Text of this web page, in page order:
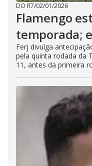
DO R7/02/01/2026
Flamengo
temporada;
Ferj divulga
pela quinta rodada da
11, antes da primeira